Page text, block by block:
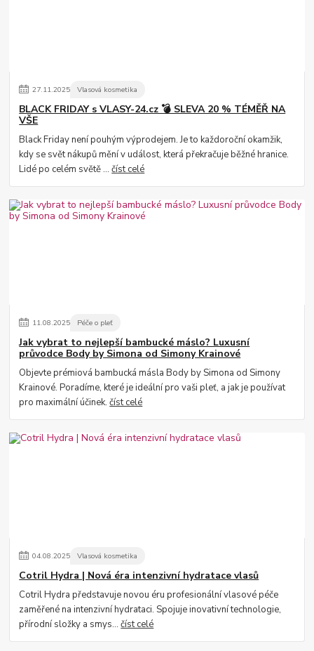
27.11.2025 Vlasová kosmetika
BLACK FRIDAY s VLASY-24.cz 💣 SLEVA 20 % TÉMĚŘ NA
VŠE
Black Friday není pouhým výprodejem. Je to každoroční okamžik,
kdy se svět nákupů mění v událost, která překračuje běžné hranice.
Lidé po celém světě ...číst celé
11.08.2025 Péče o pleť
Jak vybrat to nejlepší bambucké máslo? Luxusní
průvodce Body by Simona od Simony Krainové
Objevte prémiová bambucká másla Body by Simona od Simony
Krainové. Poradíme, které je ideální pro vaši pleť, a jak je používat
pro maximální účinek.číst celé
04.08.2025 Vlasová kosmetika
Cotril Hydra | Nová éra intenzivní hydratace vlasů
Cotril Hydra představuje novou éru profesionální vlasové péče
zaměřené na intenzivní hydrataci. Spojuje inovativní technologie,
přírodní složky a smys...číst celé